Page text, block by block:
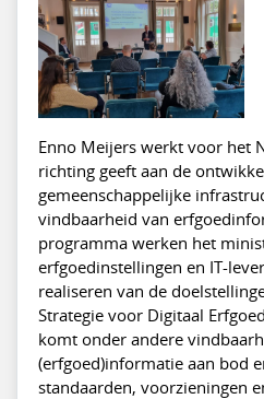
Enno Meijers werkt voor het
richting geeft aan de
gemeenschappelijke
vindbaarheid van
programma werken het
erfgoedinstellingen en IT-
realiseren van de
Strategie voor Digitaal
komt onder andere
(erfgoed)informatie aan bod
standaarden, voorzieningen